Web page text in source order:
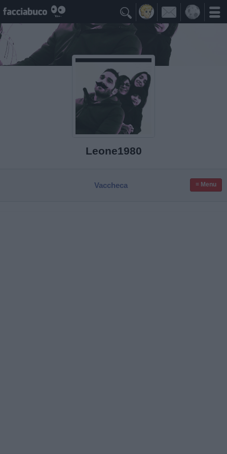

Leone1980
Vaccheca ≡ Menu